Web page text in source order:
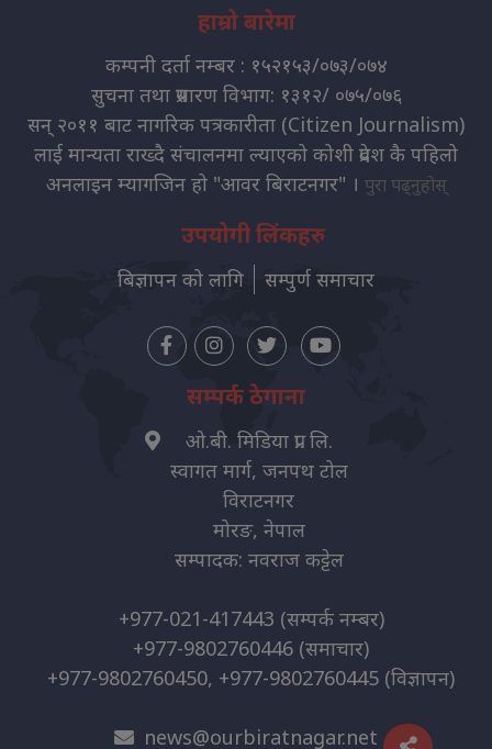
हाम्रो बारेमा
कम्पनी दर्ता नम्बर : १५२१५३/०७३/०७४
सुचना तथा प्रसारण विभाग: १३१२/ ०७५/०७६
सन् २०११ बाट नागरिक पत्रकारीता (Citizen Journalism)
लाई मान्यता राख्दै संचालनमा ल्याएको कोशी प्रदेश कै पहिलो
अनलाइन म्यागजिन हो "आवर बिराटनगर" । पुरा पढ्नुहोस्
उपयोगी लिंकहरु
बिज्ञापन को लागि सम्पुर्ण समाचार
सम्पर्क ठेगाना
ओ.बी. मिडिया प्रा. लि.
स्वागत मार्ग, जनपथ टोल
विराटनगर
मोरङ, नेपाल
सम्पादक: नवराज कट्टेल
+977-021-417443 (सम्पर्क नम्बर)
+977-9802760446 (समाचार)
+977-9802760450, +977-9802760445 (विज्ञापन)
news@ourbiratnagar.net